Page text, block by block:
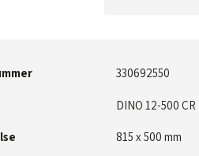
330692550​​
​DINO 12-500 CR​
​815 x 500 mm